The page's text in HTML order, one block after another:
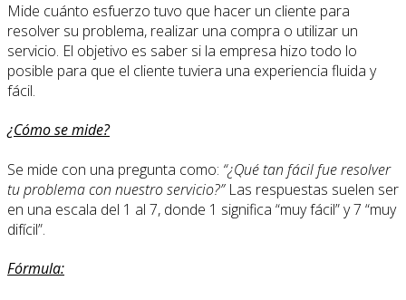
Mide cuánto esfuerzo tuvo que hacer un cliente para
resolver su problema, realizar una compra o utilizar un
servicio. El objetivo es saber si la empresa hizo todo lo
posible para que el cliente tuviera una experiencia fluida y
fácil.
¿Cómo se mide?
Se mide con una pregunta como: “¿Qué tan fácil fue resolver
tu problema con nuestro servicio?” Las respuestas suelen ser
en una escala del 1 al 7, donde 1 significa “muy fácil” y 7 “muy
difícil”.
Fórmula: